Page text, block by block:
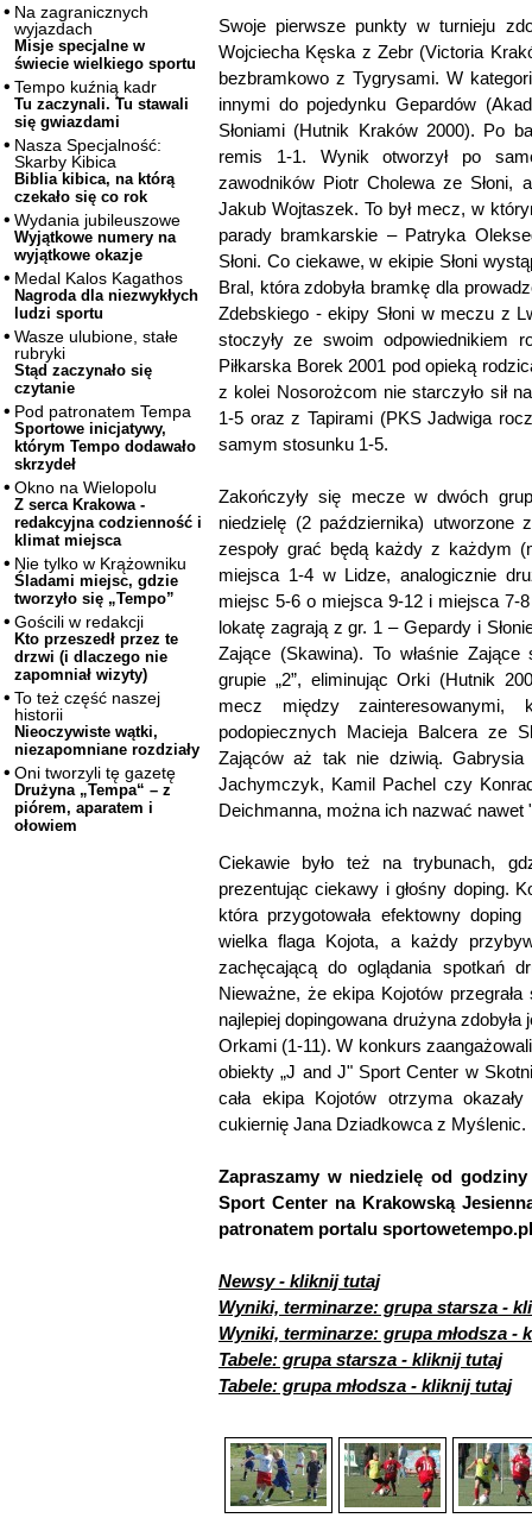
Na zagranicznych
wyjazdach
Misje specjalne w
świecie wielkiego sportu
Tempo kuźnią kadr
Tu zaczynali. Tu stawali
się gwiazdami
Nasza Specjalność:
Skarby Kibica
Biblia kibica, na którą
czekało się co rok
Wydania jubileuszowe
Wyjątkowe numery na
wyjątkowe okazje
Medal Kalos Kagathos
Nagroda dla niezwykłych
ludzi sportu
Wasze ulubione, stałe
rubryki
Stąd zaczynało się
czytanie
Pod patronatem Tempa
Sportowe inicjatywy,
którym Tempo dodawało
skrzydeł
Okno na Wielopolu
Z serca Krakowa -
redakcyjna codzienność i
klimat miejsca
Nie tylko w Krążowniku
Śladami miejsc, gdzie
tworzyło się „Tempo”
Gościli w redakcji
Kto przeszedł przez te
drzwi (i dlaczego nie
zapomniał wizyty)
To też część naszej
historii
Nieoczywiste wątki,
niezapomniane rozdziały
Oni tworzyli tę gazetę
Drużyna „Tempa“ – z
piórem, aparatem i
ołowiem
Swoje pierwsze punkty w turnieju
Wojciecha Kęska z Zebr (Victoria
bezbramkowo z Tygrysami. W
innymi do pojedynku Gepardów
Słoniami (Hutnik Kraków 2000). Po
remis 1-1. Wynik otworzył po
zawodników Piotr Cholewa ze Słoni,
Jakub Wojtaszek. To był mecz, w
parady bramkarskie – Patryka
Słoni. Co ciekawe, w ekipie Słoni
Bral, która zdobyła bramkę dla
Zdebskiego - ekipy Słoni w meczu z
stoczyły ze swoim odpowiednikiem
Piłkarska Borek 2001 pod opieką
z kolei Nosorożcom nie starczyło sił
1-5 oraz z Tapirami (PKS Jadwiga
samym stosunku 1-5.
Zakończyły się mecze w dwóch
niedzielę (2 października) utworzone
zespoły grać będą każdy z każdym
miejsca 1-4 w Lidze, analogicznie
miejsc 5-6 o miejsca 9-12 i miejsca 7-
lokatę zagrają z gr. 1 – Gepardy i
Zające (Skawina). To właśnie
grupie „2”, eliminując Orki (Hutnik
mecz między zainteresowanymi,
podopiecznych Macieja Balcera ze
Zająców aż tak nie dziwią.
Jachymczyk, Kamil Pachel czy
Deichmanna, można ich nazwać nawet
Ciekawie było też na trybunach,
prezentując ciekawy i głośny doping.
która przygotowała efektowny
wielka flaga Kojota, a każdy
zachęcającą do oglądania spotkań
Nieważne, że ekipa Kojotów
najlepiej dopingowana drużyna
Orkami (1-11). W konkurs
obiekty „J and J" Sport Center w
cała ekipa Kojotów otrzyma
cukiernię Jana Dziadkowca z Myślenic.
Zapraszamy w niedzielę od
Sport Center na Krakowską
patronatem portalu
Newsy - kliknij tutaj
Wyniki, terminarze: grupa starsza -
Wyniki, terminarze: grupa młodsza -
Tabele: grupa starsza - kliknij tutaj
Tabele: grupa młodsza - kliknij tutaj